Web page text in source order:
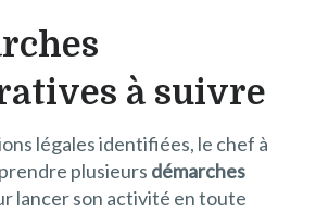
à suivre
légales identifiées, le chef à
plusieurs démarches
lancer son activité en toute